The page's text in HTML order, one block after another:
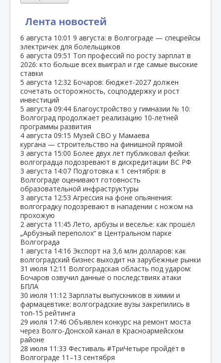
Лента новостей
6 августа 10:01 9 августа: в Волгограде — спецрейсы
электричек для болельщиков
6 августа 09:51 Топ профессий по росту зарплат в
2026: кто больше всех выиграл и где самые высокие
ставки
5 августа 12:32 Бочаров: бюджет‑2027 должен
сочетать осторожность, соцподдержку и рост
инвестиций
5 августа 09:44 Благоустройство у гимназии № 10:
Волгоград продолжает реализацию 10‑летней
программы развития
4 августа 09:15 Музей СВО у Мамаева
кургана — строительство на финишной прямой
3 августа 15:00 Более двух лет публиковал фейки:
волгоградца подозревают в дискредитации ВС РФ
3 августа 14:07 Подготовка к 1 сентября: в
Волгограде оценивают готовность
образовательной инфраструктуры
3 августа 12:53 Агрессия на фоне опьянения:
волгоградку подозревают в нападении с ножом на
прохожую
2 августа 11:45 Лето, арбузы и веселье: как прошёл
„Арбузный переполох“ в Центральном парке
Волгограда
1 августа 14:16 Экспорт на 3,6 млн долларов: как
волгоградский бизнес выходит на зарубежные рынки
31 июля 12:11 Волгоградская область под ударом:
Бочаров озвучил данные о последствиях атаки
БПЛА
30 июля 11:12 Зарплаты выпускников в химии и
фармацевтике: волгоградские вузы закрепились в
топ‑15 рейтинга
29 июля 17:46 Объявлен конкурс на ремонт моста
через Волго‑Донской канал в Красноармейском
районе
28 июля 11:33 Фестиваль #ТриЧетыре пройдёт в
Волгограде 11–13 сентября